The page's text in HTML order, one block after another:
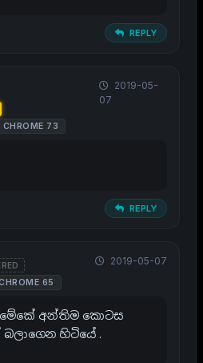
REPLY
CHROME 73
2019-05-
07
REPLY
65
2019-05-07
අන්තිම කොටස
හිටියේ .